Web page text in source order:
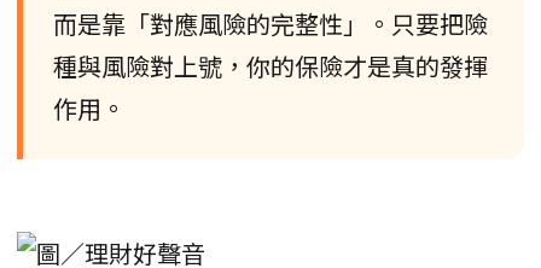
而是靠「對應風險的完整性」。只要把險
種與風險對上號，你的保險才是真的發揮
作用。